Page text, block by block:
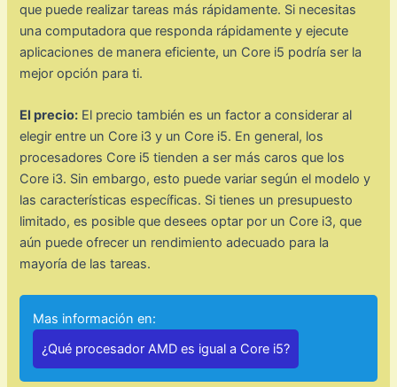
que puede realizar tareas más rápidamente. Si necesitas
una computadora que responda rápidamente y ejecute
aplicaciones de manera eficiente, un Core i5 podría ser la
mejor opción para ti.
El precio: El precio también es un factor a considerar al
elegir entre un Core i3 y un Core i5. En general, los
procesadores Core i5 tienden a ser más caros que los
Core i3. Sin embargo, esto puede variar según el modelo y
las características específicas. Si tienes un presupuesto
limitado, es posible que desees optar por un Core i3, que
aún puede ofrecer un rendimiento adecuado para la
mayoría de las tareas.
Mas información en:
¿Qué procesador AMD es igual a Core i5?